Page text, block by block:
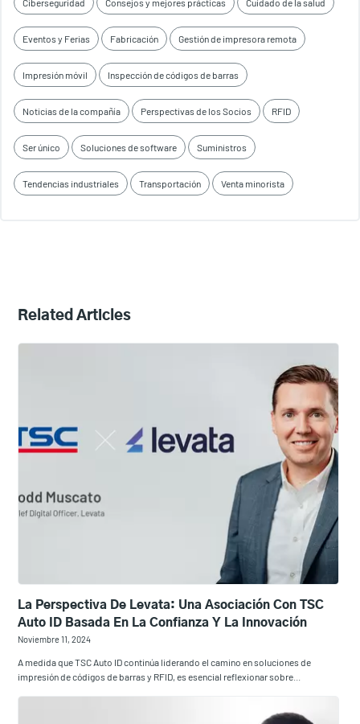
Ciberseguridad Consejos y mejores prácticas Cuidado de la salud
Eventos y Ferias Fabricación Gestión de impresora remota
Impresión móvil Inspección de códigos de barras
Noticias de la compañía Perspectivas de los Socios RFID
Ser único Soluciones de software Suministros
Tendencias industriales Transportación Venta minorista
Related Articles
La Perspectiva De Levata: Una Asociación Con TSC
Auto ID Basada En La Confianza Y La Innovación
Noviembre 11, 2024
A medida que TSC Auto ID continúa liderando el camino en soluciones de
impresión de códigos de barras y RFID, es esencial reflexionar sobre...